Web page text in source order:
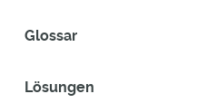
Glossar
Lösungen